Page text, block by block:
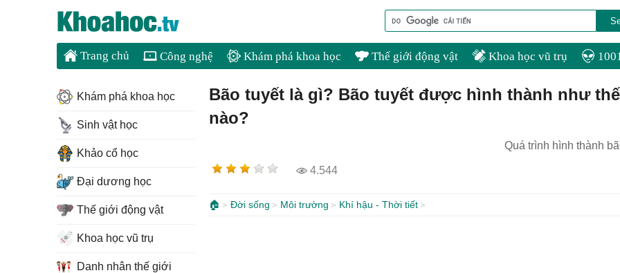
Trang chủ Công nghệ Khám phá khoa học Thế giới động vật Khoa học vũ trụ
Bão tuyết là gì? Bão tuyết được hình thành như thế
nào?
Quá trình hình thành
4.544
🏠 Đời sống Môi trường Khí hậu - Thời tiết
Khám phá khoa học
Sinh vật học
Khảo cổ học
Đại dương học
Thế giới động vật
Khoa học vũ trụ
Danh nhân thế giới